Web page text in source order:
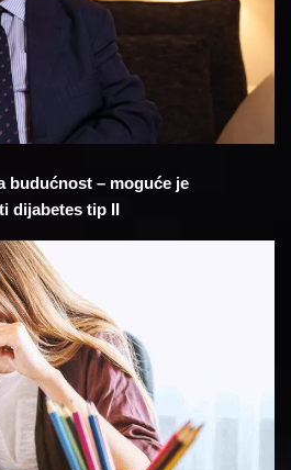
budućnost – moguće je
dijabetes tip II